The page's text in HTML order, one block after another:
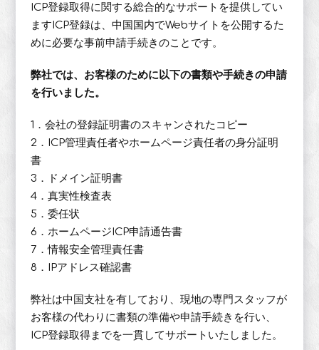
ICP登録取得に関する総合的なサポートを提供してい
ますICP登録は、中国国内でWebサイトを公開するた
めに必要な事前申請手続きのことです。
弊社では、お客様のために以下の書類や手続きの申請
を行いました。
1．会社の登録証明書のスキャンされたコピー
2．ICP管理責任者やホームページ責任者の身分証明
書
3．ドメイン証明書
4．真実性検査表
5．委任状
6．ホームページICP申請通告書
7．情報安全管理責任書
8．IPアドレス確認書
弊社は中国支社を有しており、現地の専門スタッフが
お客様の代わりに書類の準備や申請手続きを行い、
ICP登録取得までを一貫してサポートいたしました。